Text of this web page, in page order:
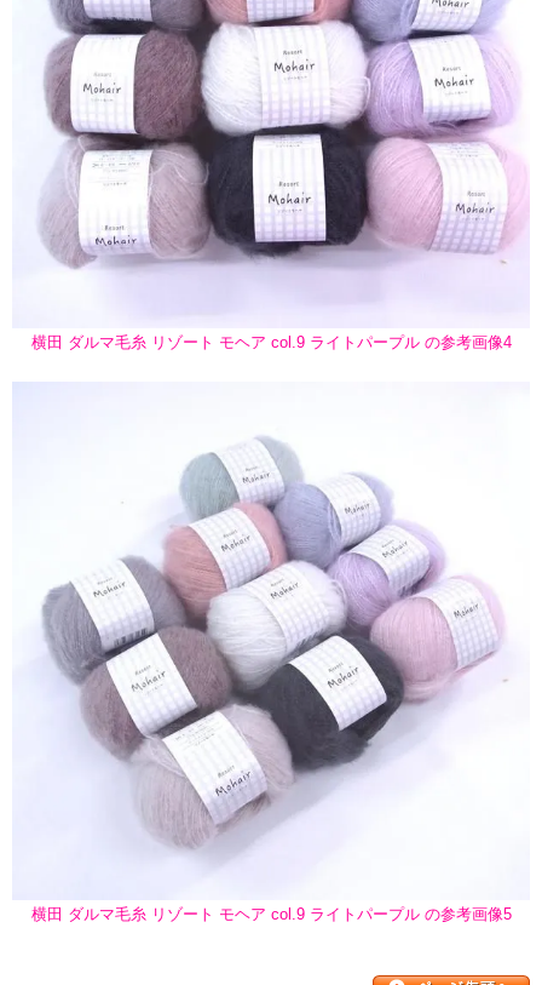
横田 ダルマ毛糸 リゾート モヘア col.9 ライトパープル の参考画像4
横田 ダルマ毛糸 リゾート モヘア col.9 ライトパープル の参考画像5